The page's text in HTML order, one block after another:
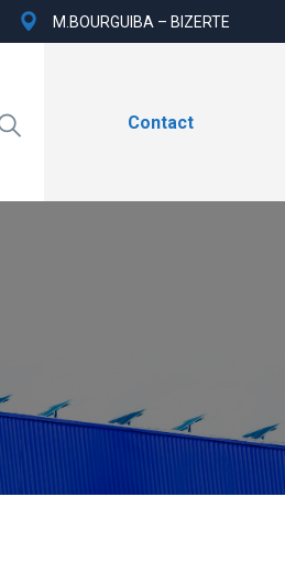
M.BOURGUIBA – BIZERTE
Contact